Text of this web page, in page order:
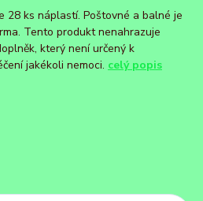
28 ks náplastí. Poštovné a balné je
Tento produkt nenahrazuje
který není určený k
jakékoli nemoci. celý popis